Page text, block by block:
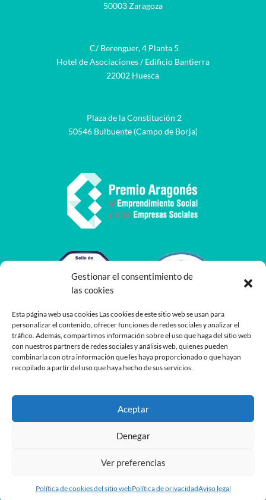
Gestionar el consentimiento de
las cookies
Esta página web usa cookies Las cookies de este sitio web se usan para
personalizar el contenido, ofrecer funciones de redes sociales y analizar el
tráfico. Además, compartimos información sobre el uso que haga del sitio web
con nuestros partners de redes sociales y análisis web, quienes pueden
combinarla con otra información que les haya proporcionado o que hayan
recopilado a partir del uso que haya hecho de sus servicios.
Aceptar
Denegar
Ver preferencias
Política de cookies del sitio webPolítica de privacidadAviso legal
50003 Zaragoza
C/ Berenguer, 4 Planta 5
Hotel de Asociaciones / Edificio Bantierra
22002 Huesca
Plaza de la Constitución 2
50546 Bulbuente (Campo de Borja)
Desarrollado porPlaneayOshito